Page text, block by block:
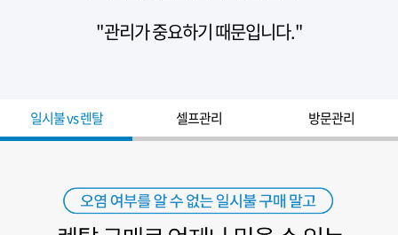
"관리가 중요하기 때문입니다."
일시불 vs 렌탈 셀프관리 방문관리